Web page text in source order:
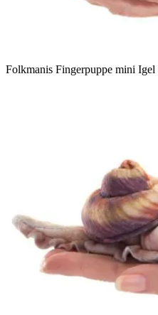
Folkmanis Fingerpuppe mini Igel